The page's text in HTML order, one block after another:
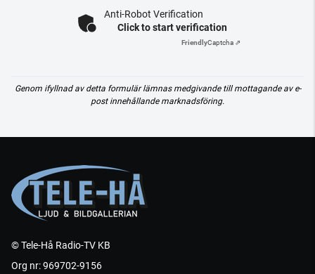
Anti-Robot Verification
Click to start verification
FriendlyCaptcha ⇗
Genom ifyllnad av detta formulär lämnas medgivande till mottagande av e-
post innehållande marknadsföring.
© Tele-Hå Radio-TV KB
Org nr: 969702-9156